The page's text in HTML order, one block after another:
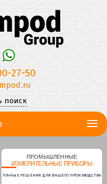
27-50
поиск
ПРОМЫШЛЕННЫЕ
ИЗМЕРИТЕЛЬНЫЕ ПРИБОРЫ
ТОЧНЫЕ РЕШЕНИЯ ДЛЯ ВАШЕГО ПРОИЗВОДСТВА